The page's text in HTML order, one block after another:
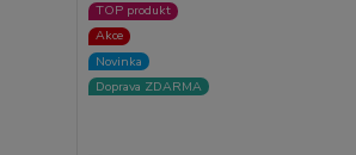
TOP produkt
Akce
Novinka
Doprava ZDARMA